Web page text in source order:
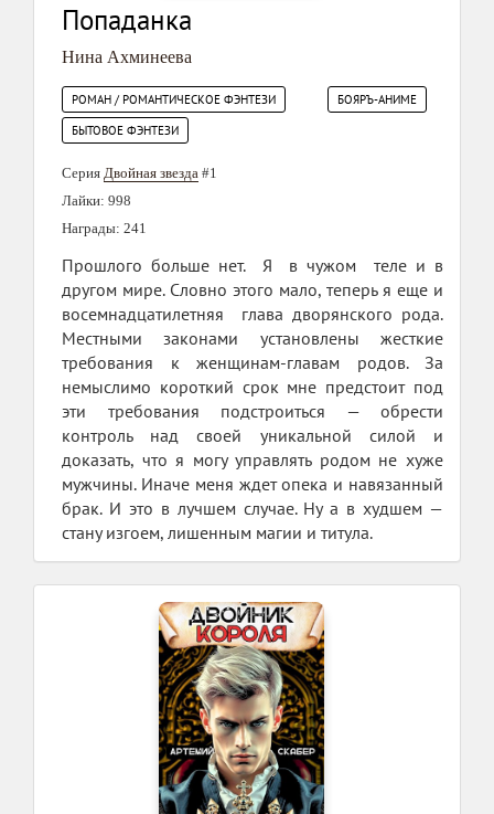
Попаданка
Нина Ахминеева
РОМАН / РОМАНТИЧЕСКОЕ ФЭНТЕЗИ
БОЯРЪ-АНИМЕ
БЫТОВОЕ ФЭНТЕЗИ
Серия Двойная звезда #1
Лайки: 998
Награды: 241
Прошлого больше нет. Я в чужом теле и в
другом мире. Словно этого мало, теперь я еще и
восемнадцатилетняя глава дворянского рода.
Местными законами установлены жесткие
требования к женщинам-главам родов. За
немыслимо короткий срок мне предстоит под
эти требования подстроиться — обрести
контроль над своей уникальной силой и
доказать, что я могу управлять родом не хуже
мужчины. Иначе меня ждет опека и навязанный
брак. И это в лучшем случае. Ну а в худшем —
стану изгоем, лишенным магии и титула.